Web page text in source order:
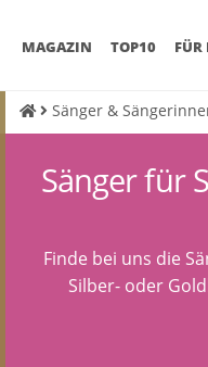
MAGAZIN (CURRENT)
TOP10 FÜR
Sänger &
Sänger für
Finde bei uns die
Silber- oder